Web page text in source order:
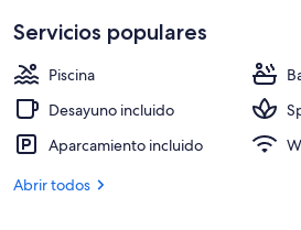
Servicios populares
Piscina
Desayuno incluido
Aparcamiento incluido
Abrir todos